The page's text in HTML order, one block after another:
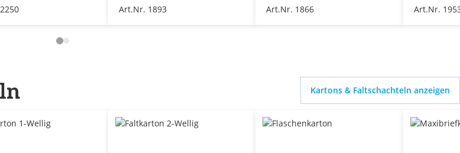
Art.Nr. 1893 Art.Nr. 1866 Art.Nr.
Kartons & Faltschachteln anzeigen